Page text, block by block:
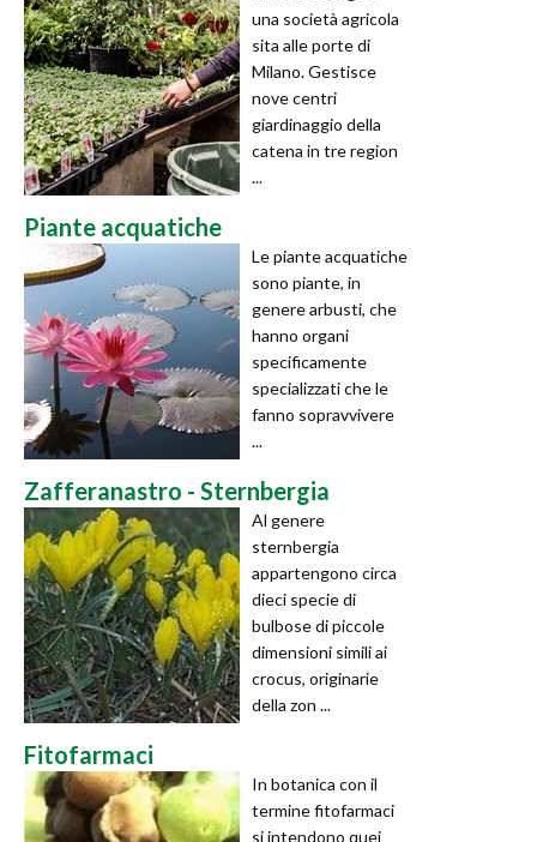
una società agricola
sita alle porte di
Milano. Gestisce
nove centri
giardinaggio della
catena in tre region
...
Piante acquatiche
Le piante acquatiche
sono piante, in
genere arbusti, che
hanno organi
specificamente
specializzati che le
fanno sopravvivere
...
Zafferanastro - Sternbergia
Al genere
sternbergia
appartengono circa
dieci specie di
bulbose di piccole
dimensioni simili ai
crocus, originarie
della zon ...
Fitofarmaci
In botanica con il
termine fitofarmaci
si intendono quei